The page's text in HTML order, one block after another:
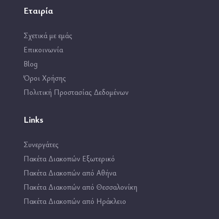
Εταιρία
Σχετικά με εμάς
Επικοινωνία
Blog
Όροι Χρήσης
Πολιτική Προστασίας Δεδομένων
Links
Συνεργάτες
Πακέτα Διακοπών Εξωτερικό
Πακέτα Διακοπών από Αθήνα
Πακέτα Διακοπών από Θεσσαλονίκη
Πακέτα Διακοπών από Ηράκλειο